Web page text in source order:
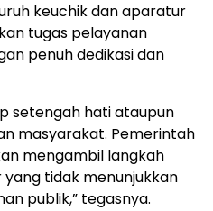
keuchik dan aparatur
tugas pelayanan
penuh dedikasi dan
setengah hati ataupun
masyarakat. Pemerintah
mengambil langkah
tidak menunjukkan
publik,” tegasnya.